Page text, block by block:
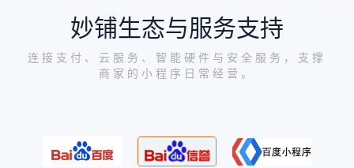
妙铺生态与服务支持
连接支付、云服务、智能硬件与安全服务，支撑
商家的小程序日常经营。